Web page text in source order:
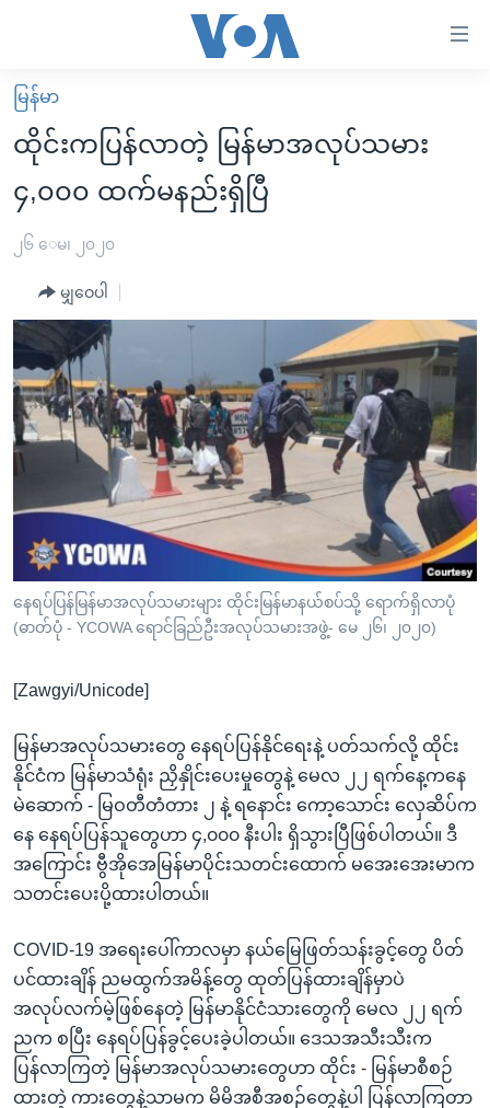
လွယ်ကူ
စေ
Link
များ
အကြောင်းအရာ
ကျော်
ကြည့်
ရန်
စာမျက်နှာ
သို့
ကျော်
ရှာဖွေ
ရန်
နေရာ
သို့
မူလစာမျက်နှာ
မြန်မာ
ကမ္ဘာ့သတင်းများ
အစ္စရေး-ပါလက်စတိုင်း
ဗွီဒီယို
ရပ်ဝန်းတခု လမ်းတခု အလွန်
အင်္ဂလိပ်စာလေ့လာမယ်
အမေရိကန်သုံးအီဒီယံ
မကြေးမုံရဲ့ အင်္ဂလိပ်စာ
ရုပ်ရှင်ထဲက အင်္ဂလိပ်စာ
သုတပဒေသာ အင်္ဂလိပ်စာ
အပတ်စဉ်ကဏ္ဍများ
ရေဒီယို
ရေဒီယိုနှင့်ရုပ်သံ အချက်အလက်များ
ရေဒီယို/တီဗွီအစီအစဉ်
Learning English
ဗွီအိုအေ လူမှုကွန်ယက်များ
ဘာသာစကားများ
မြန်မာ
ထိုင်းကပြန်လာတဲ့ မြန်မာအလုပ်သမား
၄,၀၀၀ ထက်မနည်းရှိပြီ
၂၆ ေမ၊ ၂၀၂၀
မျှဝေပါ
နေရပ်ပြန်မြန်မာအလုပ်သမားများ ထိုင်းမြန်မာနယ်စပ်သို့ ရောက်ရှိလာပုံ
(ဓာတ်ပုံ - YCOWA ရောင်ခြည်ဦးအလုပ်သမားအဖွဲ့- မေ ၂၆၊ ၂၀၂၀)
[Zawgyi/Unicode]
မြန်မာအလုပ်သမားတွေ နေရပ်ပြန်နိုင်ရေးနဲ့ ပတ်သက်လို့ ထိုင်း
နိုင်ငံက မြန်မာသံရုံး ညှိနှိုင်းပေးမှုတွေနဲ့ မေလ ၂၂ ရက်နေ့ကနေ
မဲဆောက် - မြဝတီတံတား ၂ နဲ့ ရနောင်း ကော့သောင်း လှေဆိပ်က
နေ နေရပ်ပြန်သူတွေဟာ ၄,၀၀၀ နီးပါး ရှိသွားပြီဖြစ်ပါတယ်။ ဒီ
အကြောင်း ဗွီအိုအေမြန်မာပိုင်းသတင်းထောက် မအေးအေးမာက
သတင်းပေးပို့ထားပါတယ်။
COVID-19 အရေးပေါ်ကာလမှာ နယ်မြေဖြတ်သန်းခွင့်တွေ ပိတ်
ပင်ထားချိန် ညမထွက်အမိန့်တွေ ထုတ်ပြန်ထားချိန်မှာပဲ
အလုပ်လက်မဲ့ဖြစ်နေတဲ့ မြန်မာနိုင်ငံသားတွေကို မေလ ၂၂ ရက်
ညက စပြီး နေရပ်ပြန်ခွင့်ပေးခဲ့ပါတယ်။ ဒေသအသီးသီးက
ပြန်လာကြတဲ့ မြန်မာအလုပ်သမားတွေဟာ ထိုင်း - မြန်မာစီစဉ်
ထားတဲ့ ကားတွေနဲ့သာမက မိမိအစီအစဉ်တွေနဲ့ပါ ပြန်လာကြတာ